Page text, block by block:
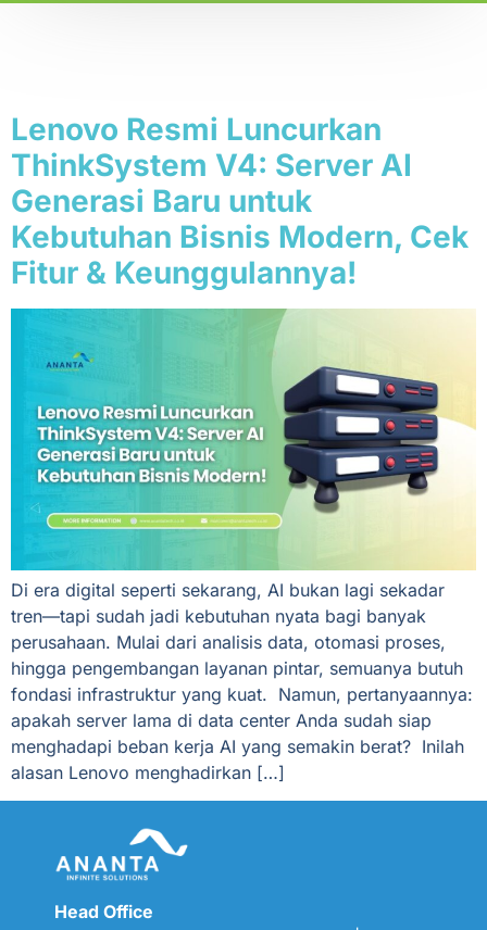
Lenovo Resmi Luncurkan
ThinkSystem V4: Server AI
Generasi Baru untuk
Kebutuhan Bisnis Modern, Cek
Fitur & Keunggulannya!
Di era digital seperti sekarang, AI bukan lagi sekadar
tren—tapi sudah jadi kebutuhan nyata bagi banyak
perusahaan. Mulai dari analisis data, otomasi proses,
hingga pengembangan layanan pintar, semuanya butuh
fondasi infrastruktur yang kuat. Namun, pertanyaannya:
apakah server lama di data center Anda sudah siap
menghadapi beban kerja AI yang semakin berat? Inilah
alasan Lenovo menghadirkan […]
Head Office